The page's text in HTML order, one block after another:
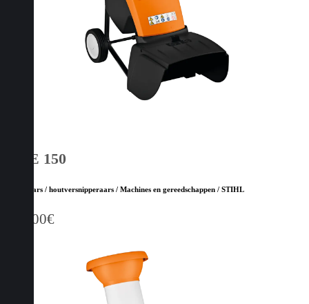
GHE 150
Hakselaars / houtversnipperaars / Machines en gereedschappen / STIHL
529,00€